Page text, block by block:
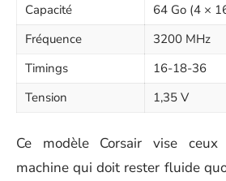
Capacité
64 Go (4 ×
Fréquence
3200 MHz
Timings
16-18-36
Tension
1,35 V
Ce modèle Corsair vise
machine qui doit rester fluide